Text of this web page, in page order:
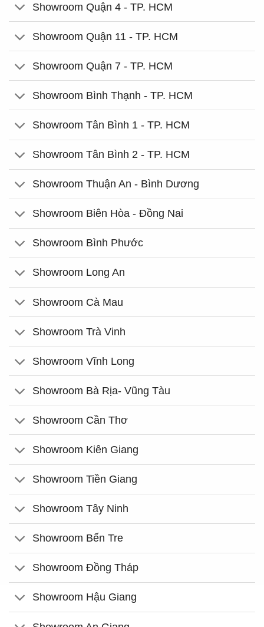
Showroom Quận 4 - TP. HCM
Showroom Quận 11 - TP. HCM
Showroom Quận 7 - TP. HCM
Showroom Bình Thạnh - TP. HCM
Showroom Tân Bình 1 - TP. HCM
Showroom Tân Bình 2 - TP. HCM
Showroom Thuận An - Bình Dương
Showroom Biên Hòa - Đồng Nai
Showroom Bình Phước
Showroom Long An
Showroom Cà Mau
Showroom Trà Vinh
Showroom Vĩnh Long
Showroom Bà Rịa- Vũng Tàu
Showroom Cần Thơ
Showroom Kiên Giang
Showroom Tiền Giang
Showroom Tây Ninh
Showroom Bến Tre
Showroom Đồng Tháp
Showroom Hậu Giang